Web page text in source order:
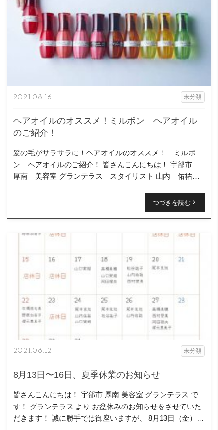
ヘアオイルのオススメ！ミルボン ヘアオイル
のご紹介！
2021.08.16 未分類
髪の毛がサラサラに！ヘアオイルのオススメ！ ミルボ
ン ヘアオイルのご紹介！ 皆さんこんにちは！ 宇部市
厚南 美容室 グランテラス スタイリスト 山内 佑祐
つづきを読む
8月13日〜16日、夏季休業のお知らせ
2021.08.12 未分類
皆さんこんにちは！ 宇部市 厚南 美容室 グランテラス で
す！ グランテラス より お盆休みのお知らせをさせていた
だきます！ 誠に勝手では御座いますが、 8月13日（金）か